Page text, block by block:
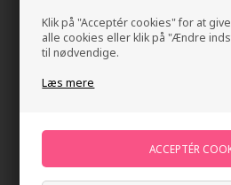
Klik på "Acceptér cookies" for at
alle cookies eller klik på "Ændre
til nødvendige.
Læs mere
Innersense I Create Volume